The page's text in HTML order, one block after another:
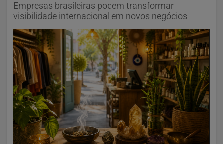
Empresas brasileiras podem transformar
visibilidade internacional em novos negócios